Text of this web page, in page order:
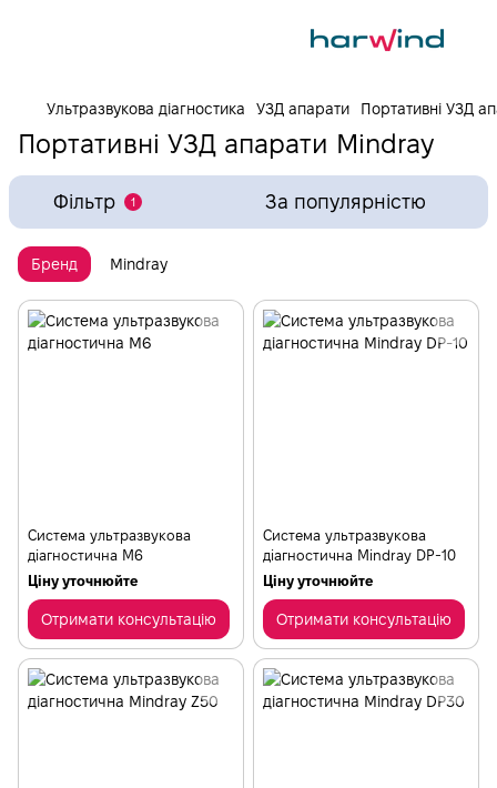
Ультразвукова діагностика УЗД апарати Портативні УЗД
Портативні УЗД апарати Mindray
Фільтр 1 За популярністю
Бренд Mindray
Система ультразвукова
діагностична M6
Ціну уточнюйте
Отримати консультацію
Система ультразвукова
діагностична Mindray DP-10
Ціну уточнюйте
Отримати консультацію